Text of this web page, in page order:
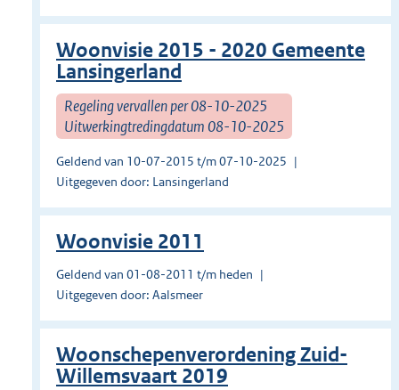
Woonvisie 2015 - 2020 Gemeente
Lansingerland
Regeling vervallen per 08-10-2025
Uitwerkingtredingdatum 08-10-2025
Geldend van 10-07-2015 t/m 07-10-2025
Uitgegeven door: Lansingerland
Woonvisie 2011
Geldend van 01-08-2011 t/m heden
Uitgegeven door: Aalsmeer
Woonschepenverordening Zuid-
Willemsvaart 2019